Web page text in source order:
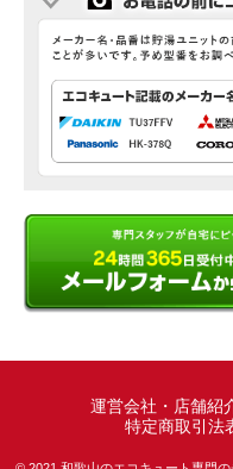
運営会社・店舗紹
特定商取引法